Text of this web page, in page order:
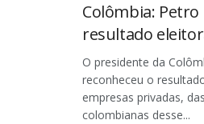
Colômbia:
resultado
O presidente da
reconheceu o
empresas privadas,
colombianas desse...